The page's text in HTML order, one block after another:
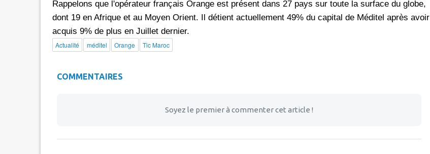
Rappelons que l'opérateur français Orange est présent dans 27 pays sur toute la surface du globe,
dont 19 en Afrique et au Moyen Orient. Il détient actuellement 49% du capital de Méditel après avoir
acquis 9% de plus en Juillet dernier.
Actualité méditel Orange Tic Maroc
COMMENTAIRES
Soyez le premier à commenter cet article !